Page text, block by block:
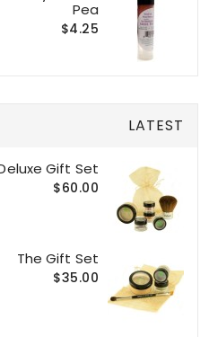
Pea
$4.25
LATEST
Gift Set
$60.00
The Gift Set
$35.00